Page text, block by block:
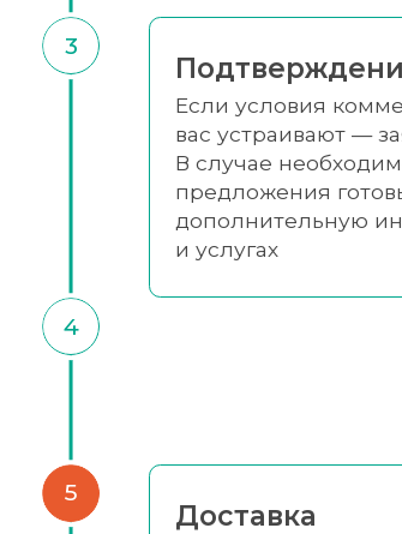
Если условия
вас устраивают —
В случае
предложения
дополнительную
и услугах
3
4
Доставка
5